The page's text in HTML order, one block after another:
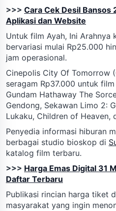
>>> Cara Cek Desil Bansos
Aplikasi dan Website
Untuk film Ayah, Ini Arahnya
bervariasi mulai Rp25.000
jam operasional.
Cinepolis City Of Tomorrow
seragam Rp37.000 untuk
Gundam Hathaway The
Gendong, Sekawan Limo 2:
Lukaku, Children of Heaven,
Penyedia informasi hiburan
berbagai studio bioskop di
katalog film terbaru.
>>> Harga Emas Digital 31
Daftar Terbaru
Publikasi rincian harga tiket
masyarakat yang ingin